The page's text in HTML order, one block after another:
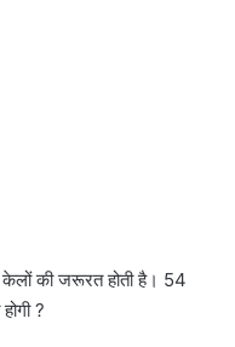
की जरूरत होती है। 54
?